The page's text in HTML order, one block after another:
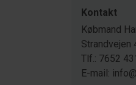
Kontakt
Købmand
Strandvejen
Tlf.: 7652
E-mail: